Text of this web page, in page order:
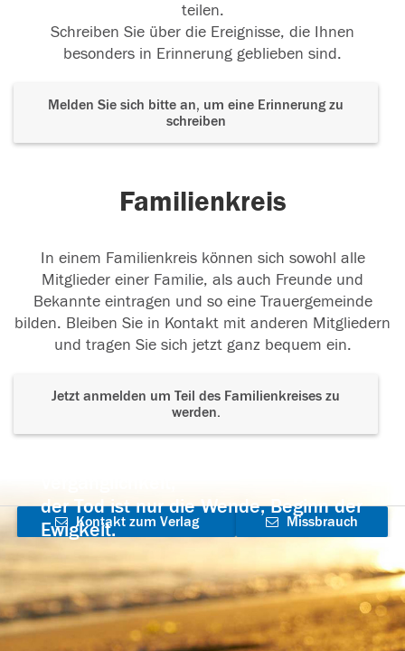
teilen.
Schreiben Sie über die Ereignisse, die Ihnen
besonders in Erinnerung geblieben sind.
Melden Sie sich bitte an, um eine Erinnerung zu
schreiben
Familienkreis
In einem Familienkreis können sich sowohl alle
Mitglieder einer Familie, als auch Freunde und
Bekannte eintragen und so eine Trauergemeinde
bilden. Bleiben Sie in Kontakt mit anderen Mitgliedern
und tragen Sie sich jetzt ganz bequem ein.
Jetzt anmelden um Teil des Familienkreises zu
werden.
der Tod ist nur die Wende, Beginn der
Ewigkeit.
Kontakt zum Verlag
aufnehmen
Missbrauch